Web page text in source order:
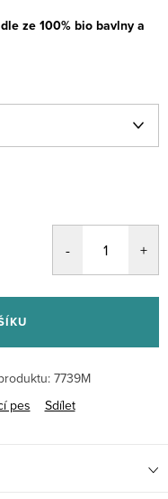
ze 100% bio bavlny a
7739M
pes Sdílet